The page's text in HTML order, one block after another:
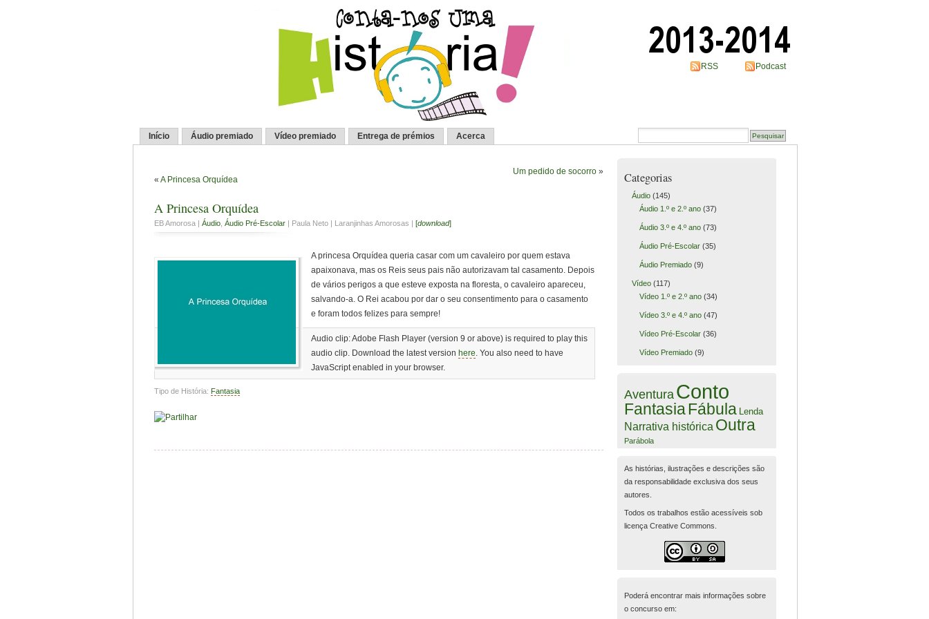
RSS Podcast
Início Áudio premiado Vídeo premiado Entrega de prémios Acerca
« A Princesa Orquídea
Um pedido de socorro »
A Princesa Orquídea
EB Amorosa | Áudio Áudio Pré-Escolar | Paula Neto | Laranjinhas Amorosas | [download]
A princesa Orquídea queria casar com um cavaleiro por quem estava
apaixonava, mas os Reis seus pais não autorizavam tal casamento. Depois
de vários perigos a que esteve exposta na floresta, o cavaleiro apareceu,
salvando-a. O Rei acabou por dar o seu consentimento para o casamento
e foram todos felizes para sempre!
Audio clip: Adobe Flash Player (version 9 or above) is required to play this
audio clip. Download the latest versionhere . You also need to have
JavaScript enabled in your browser.
Tipo de História: Fantasia
Categorias
Áudio(145)
Áudio 1.º e 2.º ano(37)
Áudio 3.º e 4.º ano(73)
Áudio Pré-Escolar(35)
Áudio Premiado(9)
Vídeo(117)
Vídeo 1.º e 2.º ano(34)
Vídeo 3.º e 4.º ano(47)
Vídeo Pré-Escolar(36)
Vídeo Premiado(9)
Aventura Conto
FantasiaFábula Lenda
Narrativa histórica Outra
Parábola
As histórias, ilustrações e descrições são
da responsabilidade exclusiva dos seus
autores.
Todos os trabalhos estão acessíveis sob
licença Creative Commons.
Poderá encontrar mais informações sobre
o concurso em: